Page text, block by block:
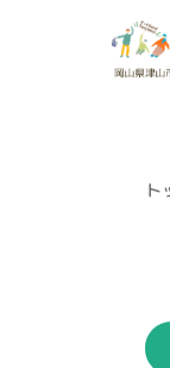
ト